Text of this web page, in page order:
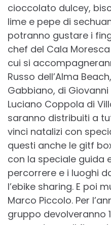
cioccolato dulcey,
lime e pepe di
potranno gustare i
chef del Cala
cui si
Russo dell’Alma
Gabbiano, di
Luciano Coppola di
saranno distribuiti a
vinci natalizi con
questi anche le gitf
con la speciale guida
percorrere e i luoghi
l’ebike sharing. E poi
Marco Piccolo. Per
gruppo devolveranno